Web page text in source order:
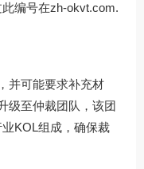
编号在zh-okvt.com.
并可能要求补充材
级至仲裁团队，该团
KOL组成，确保裁